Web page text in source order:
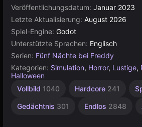
Veröffentlichungsdatum: Januar 2023
Letzte Aktualisierung: August 2026
Spiel-Engine: Godot
Unterstützte Sprachen: Englisch
Serien: Fünf Nächte bei Freddy
Kategorien: Simulation, Horror, Lustige,
Halloween
Vollbild 1040 Hardcore 241
Gedächtnis 301 Endlos 2848
Desktop
Für 1
4146
Baby
Indie
Sandbox
Bauen
Hochwertige
Russisch
Pixel
438
Godot